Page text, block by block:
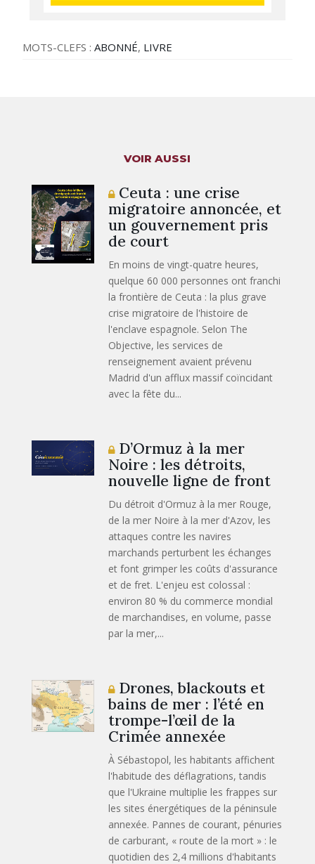
MOTS-CLEFS :ABONNÉ, LIVRE
VOIR AUSSI
Ceuta : une crise
migratoire annoncée, et
un gouvernement pris
de court
En moins de vingt-quatre heures,
quelque 60 000 personnes ont franchi
la frontière de Ceuta : la plus grave
crise migratoire de l'histoire de
l'enclave espagnole. Selon The
Objective, les services de
renseignement avaient prévenu
Madrid d'un afflux massif coïncidant
avec la fête du...
D’Ormuz à la mer
Noire : les détroits,
nouvelle ligne de front
Du détroit d'Ormuz à la mer Rouge,
de la mer Noire à la mer d'Azov, les
attaques contre les navires
marchands perturbent les échanges
et font grimper les coûts d'assurance
et de fret. L'enjeu est colossal :
environ 80 % du commerce mondial
de marchandises, en volume, passe
par la mer,...
Drones, blackouts et
bains de mer : l’été en
trompe-l’œil de la
Crimée annexée
À Sébastopol, les habitants affichent
l'habitude des déflagrations, tandis
que l'Ukraine multiplie les frappes sur
les sites énergétiques de la péninsule
annexée. Pannes de courant, pénuries
de carburant, « route de la mort » : le
quotidien des 2,4 millions d'habitants